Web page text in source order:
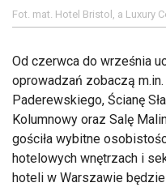
Fot. mat. Hotel Bristol, a Luxury
Od czerwca do września
oprowadzań zobaczą
Paderewskiego, Ścianę
Kolumnowy oraz Salę
gościła wybitne
hotelowych wnętrzach i
hoteli w Warszawie będzie